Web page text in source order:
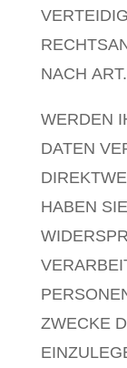
NACH
WERDEN
DATEN
HABEN
ZWECKE